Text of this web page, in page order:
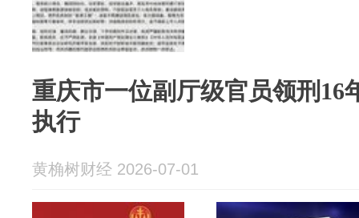
重庆市一位副厅级官员领刑16
执行
黄桷树财经 2026-07-01